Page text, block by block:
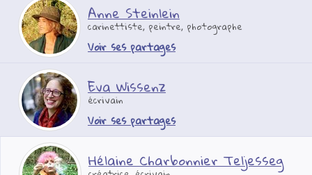
Anne Steinlein
carinettiste, peintre, photographe
Voir ses partages
Eva Wissenz
écrivain
Voir ses partages
Hélaine Charbonnier Teljesseg